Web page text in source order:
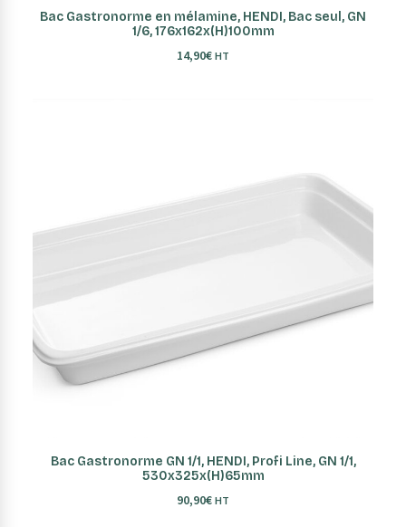
AJOUTER AU PANIER
Bac Gastronorme en mélamine, HENDI, Bac seul, GN
1/6, 176x162x(H)100mm
14,90€HT
AJOUTER AU PANIER
Bac Gastronorme GN 1/1, HENDI, Profi Line, GN 1/1,
530x325x(H)65mm
90,90€HT